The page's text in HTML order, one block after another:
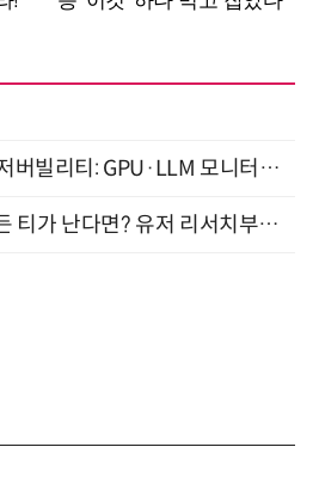
[올쇼TV] AI 시대의 옵저버빌리티: GPU·LLM 모니터링부터 AI 기반 장애 대응까지 (8/11 생방송)
그럴듯하지만 AI가 만든 티가 난다면? 유저 리서치부터 배포까지! (9/15)